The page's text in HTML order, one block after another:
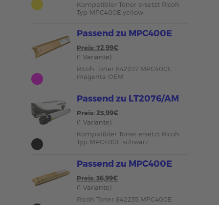
Kompatibler Toner ersetzt Ricoh
Typ MPC400E yellow
Passend zu MPC400E
Preis: 72,99€
(1 Variante)
Ricoh Toner 842237 MPC400E
magenta OEM
Passend zu LT2076/AM
Preis: 25,99€
(1 Variante)
Kompatibler Toner ersetzt Ricoh
Typ MPC400E schwarz
Passend zu MPC400E
Preis: 36,99€
(1 Variante)
Ricoh Toner 842235 MPC400E